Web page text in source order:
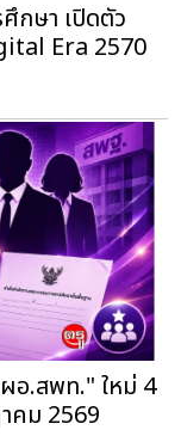
กษา เปิดตัว
Era 2570
อ.สพท." ใหม่ 4
คม 2569